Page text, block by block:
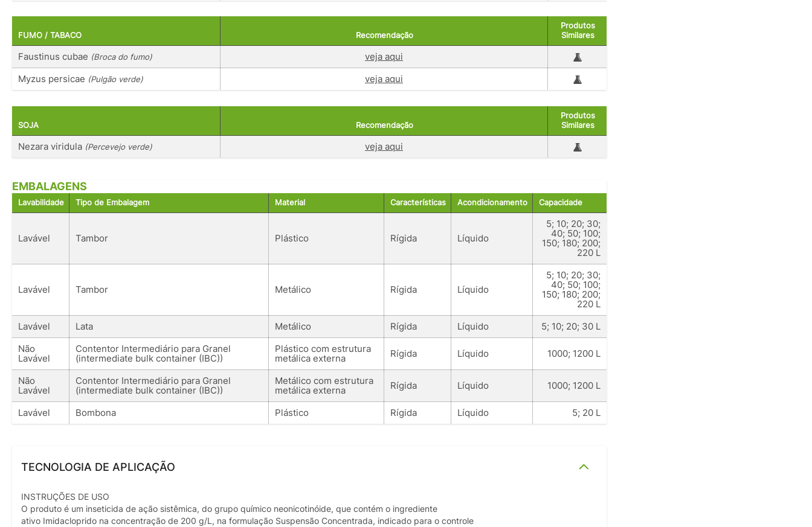
FUMO / TABACO Recomendação
Produtos
Similares
Faustinus cubae (Broca do fumo)
veja aqui
Myzus persicae (Pulgão verde) veja aqui
SOJA Recomendação
Produtos
Similares
Nezara viridula (Percevejo verde) veja aqui
EMBALAGENS
Lavabilidade Tipo de Embalagem Material Características Acondicionamento Capacidade
Lavável Tambor Plástico Rígida Líquido
5; 10; 20; 30;
40; 50; 100;
150; 180; 200;
220 L
Lavável Tambor Metálico Rígida Líquido
5; 10; 20; 30;
40; 50; 100;
150; 180; 200;
220 L
Lavável
Lata Metálico Rígida Líquido
5; 10; 20; 30 L
Não
Lavável
Contentor Intermediário para Granel
(intermediate bulk container (IBC))
Plástico com estrutura
metálica externa
Rígida Líquido 1000; 1200 L
Não
Lavável
Contentor Intermediário para Granel
(intermediate bulk container (IBC))
Metálico com estrutura
metálica externa
Rígida Líquido 1000; 1200 L
Lavável Bombona Plástico Rígida Líquido 5; 20 L
TECNOLOGIA DE APLICAÇÃO
INSTRUÇÕES DE USO
O produto é um inseticida de ação sistêmica, do grupo químico neonicotinóide, que contém o ingrediente
ativo Imidacloprido na concentração de 200 g/L, na formulação Suspensão Concentrada, indicado para o controle